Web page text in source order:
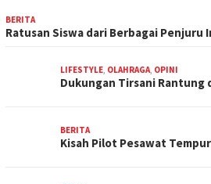
BERITA
Ratusan Siswa dari Berbagai Penjuru
LIFESTYLE, OLAHRAGA, OPINI
Dukungan Tirsani
BERITA
Kisah Pilot Pesawat